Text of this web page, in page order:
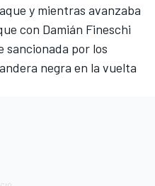
y mientras avanzaba
con Damián Fineschi
sancionada por los
negra en la vuelta